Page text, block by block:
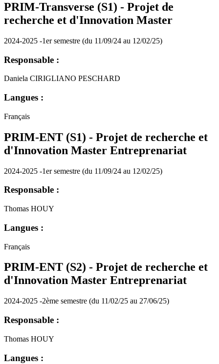
PRIM-Transverse (S1) - Projet de
recherche et d'Innovation Master
2024-2025 -1er semestre (du 11/09/24 au 12/02/25)
Responsable :
Daniela CIRIGLIANO PESCHARD
Langues :
Français
PRIM-ENT (S1) - Projet de recherche et
d'Innovation Master Entreprenariat
2024-2025 -1er semestre (du 11/09/24 au 12/02/25)
Responsable :
Thomas HOUY
Langues :
Français
PRIM-ENT (S2) - Projet de recherche et
d'Innovation Master Entreprenariat
2024-2025 -2ème semestre (du 11/02/25 au 27/06/25)
Responsable :
Thomas HOUY
Langues :